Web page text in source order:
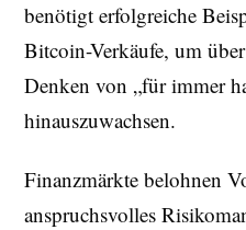
benötigt erfolgreiche
Bitcoin-Verkäufe, um
Denken von „für immer
hinauszuwachsen.
Finanzmärkte belohnen
anspruchsvolles